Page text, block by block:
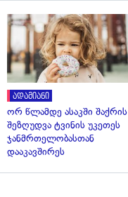
ადამიანი
ორ წლამდე ასაკში შაქრის
შეზღუდვა ტვინის უკეთეს
ჯანმრთელობასთან
დააკავშირეს